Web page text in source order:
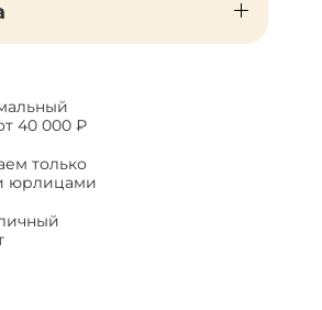
40 000 ₽
только
юрлицами